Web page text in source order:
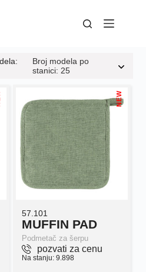
Broj modela po
stanici: 25
NEW
57.101
MUFFIN PAD
Podmetač za šerpu
pozvati za cenu
Na stanju: 9.898